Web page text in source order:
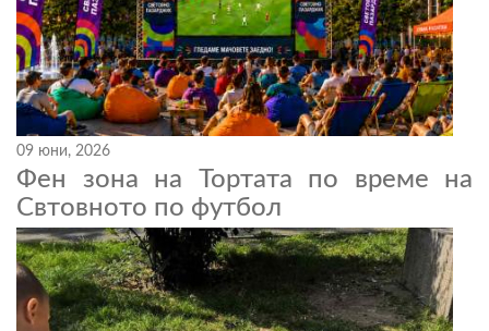
09 юни, 2026
Фен зона на Тортата по време на
Свтовното по футбол